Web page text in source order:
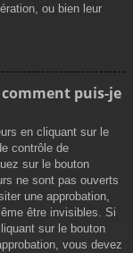
ou bien leur
puis-je
en cliquant sur le
contrôle de
sur le bouton
ne sont pas ouverts
une approbation,
être invisibles. Si
sur le bouton
vous devez